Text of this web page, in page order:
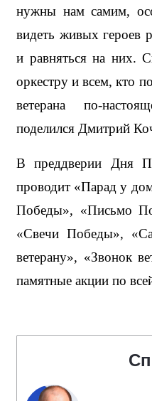
нужны нам самим,
видеть живых героев
и равняться на них.
оркестру и всем, кто
ветерана по-
поделился Дмитрий
В преддверии Дня
проводит «Парад у
Победы», «Письмо
«Свечи Победы»,
ветерану», «Звонок
памятные акции по